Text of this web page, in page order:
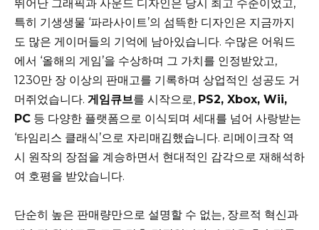
뛰어난 그래픽과 사운드 디자인은 당시 최고 수준이었고,
특히 기생생물 ‘파라사이트’의 섬뜩한 디자인은 지금까지
도 많은 게이머들의 기억에 남아있습니다. 수많은 어워드
에서 ‘올해의 게임’을 수상하며 그 가치를 인정받았고,
1230만 장 이상의 판매고를 기록하며 상업적인 성공도 거
머쥐었습니다. 게임큐브를 시작으로, PS2, Xbox, Wii,
PC 등 다양한 플랫폼으로 이식되며 세대를 넘어 사랑받는
‘타임리스 클래식’으로 자리매김했습니다. 리메이크작 역
시 원작의 장점을 계승하면서 현대적인 감각으로 재해석하
여 호평을 받았습니다.
단순히 높은 판매량만으로 설명할 수 없는, 장르적 혁신과